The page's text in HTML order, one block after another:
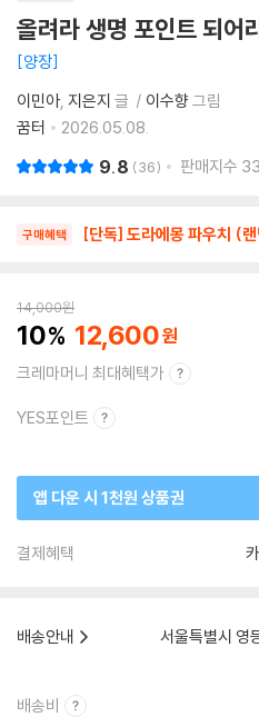
올려라 생명 포인트 되어
양장
이민아 지은지 글 이수향 그림
꿈터
2026.05.08.
9.8 36 판매지수
구매혜택 [단독] 도라에몽 파우치 (
14,000원
10 12,600
크레마머니 최대혜택가
YES포인트
앱 다운 시 1천원 상품권
결제혜택
배송안내
서울특별시 영
배송비